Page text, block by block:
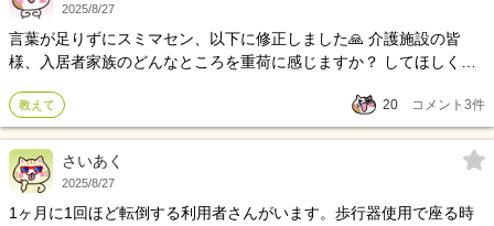
2025/8/27
言葉が足りずにスミマセン、以下に修正しました🙏 介護施設の皆
様、入居者家族のどんなところを重荷に感じますか？ してほしくな
教えて 20 コメント 3件
さいあく
2025/8/27
1ヶ月に1回ほど転倒する利用者さんがいます。歩行器使用で座る時